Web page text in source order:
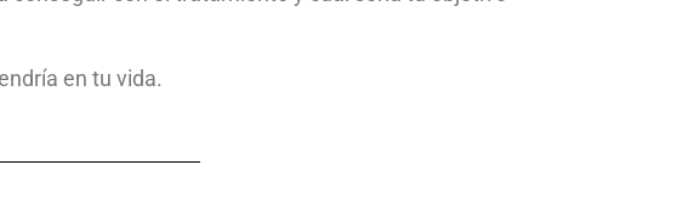
en tu vida.